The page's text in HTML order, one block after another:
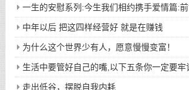
一生的安慰系列:今生我们相约携手爱情篇:
次的回眸才换来今生的相遇
中年以后 把这四样经营好 就是在赚钱
为什么这个世界少有人，愿意慢慢变富！
生活中要管好自己的嘴,以下五条你一定要牢
走出低谷，摆脱自我内耗